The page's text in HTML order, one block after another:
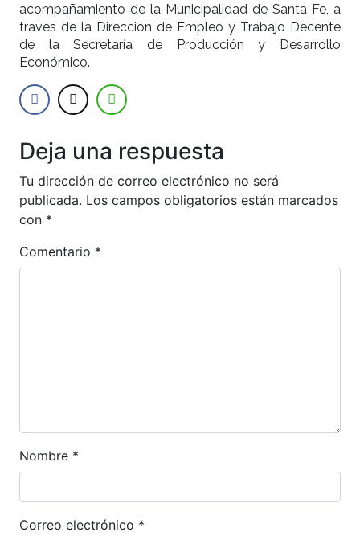
acompañamiento de la Municipalidad de Santa Fe, a
través de la Dirección de Empleo y Trabajo Decente
de la Secretaría de Producción y Desarrollo
Económico.
Deja una respuesta
Tu dirección de correo electrónico no será
publicada. Los campos obligatorios están marcados
con *
Comentario *
Nombre *
Correo electrónico *